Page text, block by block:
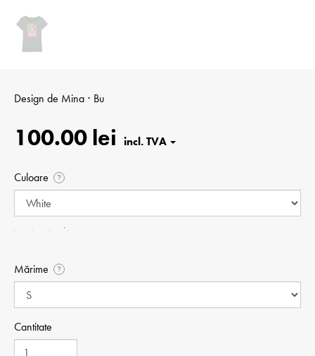
Design de Mina ⋅ Bu
100.00 lei
Culoare ?
Mărime ?
Cantitate